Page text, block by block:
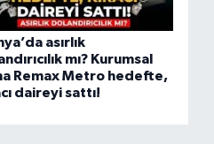
asırlık
mı? Kurumsal
Remax Metro hedefte,
daireyi sattı!